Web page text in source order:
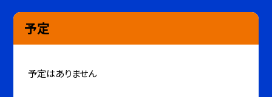
予定
予定はありません